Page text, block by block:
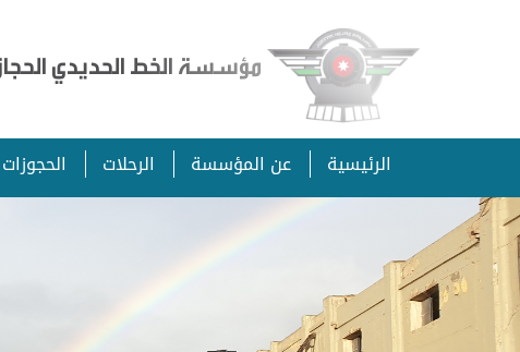
مؤسسة الخط الحديدي
الرئيسية عن المؤسسة الرحلات الحجوزات